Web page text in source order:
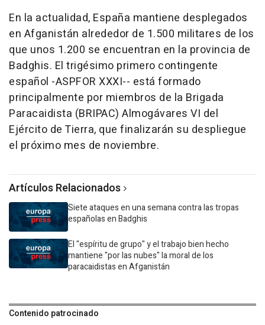
En la actualidad, España mantiene desplegados
en Afganistán alrededor de 1.500 militares de los
que unos 1.200 se encuentran en la provincia de
Badghis. El trigésimo primero contingente
español -ASPFOR XXXI-- está formado
principalmente por miembros de la Brigada
Paracaidista (BRIPAC) Almogávares VI del
Ejército de Tierra, que finalizarán su despliegue
el próximo mes de noviembre.
Artículos Relacionados
Siete ataques en una semana contra las tropas
españolas en Badghis
El "espíritu de grupo" y el trabajo bien hecho
mantiene "por las nubes" la moral de los
paracaidistas en Afganistán
Contenido patrocinado